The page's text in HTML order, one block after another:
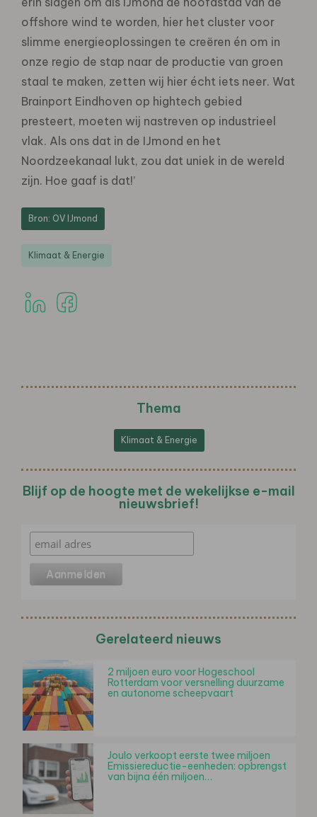
offshore wind te worden, hier het cluster voor
slimme energieoplossingen te creëren én om in
onze regio de stap naar de productie van groen
staal te maken, zetten wij hier écht iets neer. Wat
Brainport Eindhoven op hightech gebied
presteert, moeten wij nastreven op industrieel
vlak. Als ons dat in de IJmond en het
Noordzeekanaal lukt, zou dat uniek in de wereld
zijn. Hoe gaaf is dat!’
Bron: OV IJmond
Klimaat & Energie
Thema
Klimaat & Energie
Blijf op de hoogte met de wekelijkse e-mail
nieuwsbrief!
Gerelateerd nieuws
2 miljoen euro voor Hogeschool
Rotterdam voor versnelling duurzame
en autonome scheepvaart
Joulo verkoopt eerste twee miljoen
Emissiereductie-eenheden: opbrengst
van bijna één miljoen…